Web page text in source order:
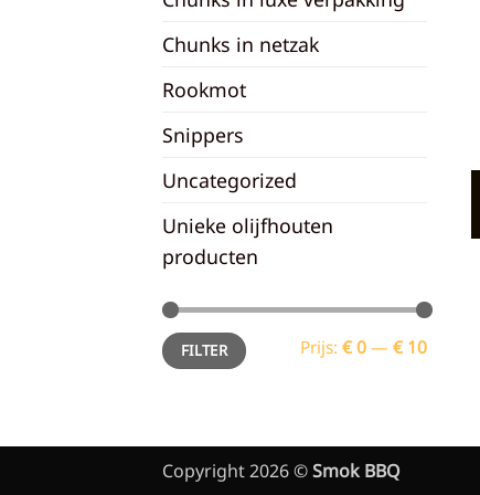
Chunks in netzak
Rookmot
Snippers
Uncategorized
Unieke olijfhouten
producten
Min.
prijs
Max.
prijsFILTER Prijs: € 0— € 10
Copyright 2026 ©Smok BBQ